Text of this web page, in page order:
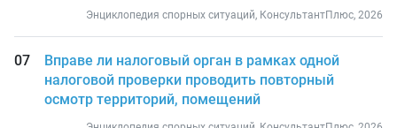
Энциклопедия спорных ситуаций, КонсультантПлюс, 2026
Вправе ли налоговый орган в рамках одной
налоговой проверки проводить повторный
осмотр территорий, помещений